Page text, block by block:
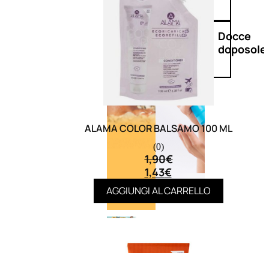
Doposole
Docce
doposole
ALAMA COLOR BALSAMO 100 ML
(0)
1,90€
1,43€
AGGIUNGI AL CARRELLO